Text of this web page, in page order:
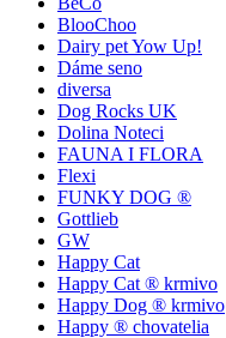
BlooChoo
Dairy pet Yow Up!
Dáme seno
diversa
Dog Rocks UK
Dolina Noteci
FAUNA I FLORA
Flexi
FUNKY DOG ®
Gottlieb
GW
Happy Cat
Happy Cat ® krmivo
Happy Dog ® krmivo
Happy ® chovatelia